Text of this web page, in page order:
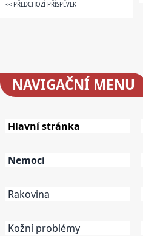
<< PŘEDCHOZÍ PŘÍSPĚVEK
NAVIGAČNÍ MENU
Hlavní stránka
Nemoci
Rakovina
Kožní problémy